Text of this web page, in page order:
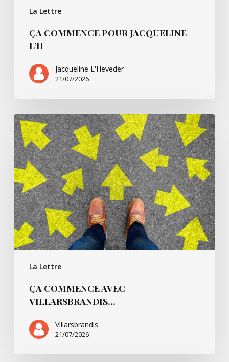
La Lettre
ÇA COMMENCE POUR JACQUELINE
L’H
Jacqueline L'Heveder
21/07/2026
La Lettre
Ça
commence
avec
Villarsbrandis…
ÇA COMMENCE AVEC
VILLARSBRANDIS…
Villarsbrandis
21/07/2026